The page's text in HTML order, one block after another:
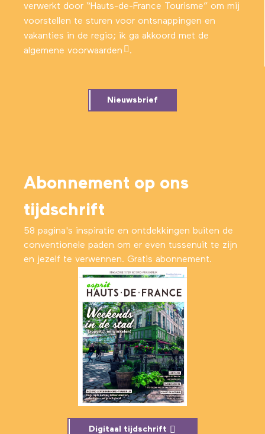
verwerkt door “Hauts-de-France Tourisme” om mij
voorstellen te sturen voor ontsnappingen en
vakanties in de regio; ik ga akkoord met de
algemene voorwaarden
.
Nieuwsbrief
Abonnement op ons
tijdschrift
58 pagina's inspiratie en ontdekkingen buiten de
conventionele paden om er even tussenuit te zijn
en jezelf te verwennen. Gratis abonnement.
Digitaal tijdschrift